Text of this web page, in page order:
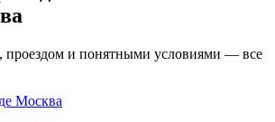
проездом и понятными условиями — все
Москва